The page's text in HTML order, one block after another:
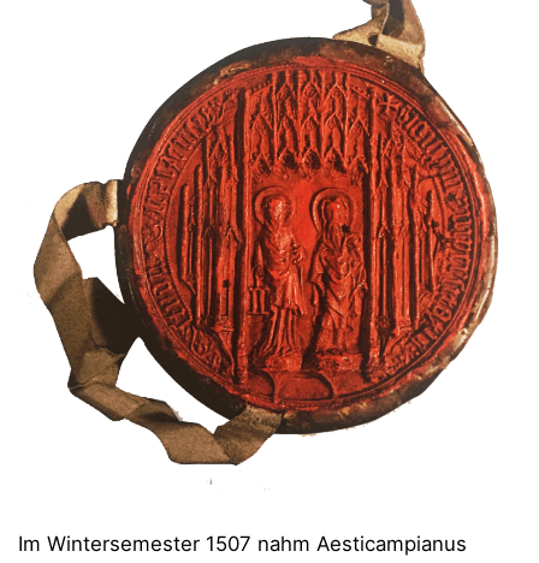
Im Wintersemester 1507 nahm Aesticampianus